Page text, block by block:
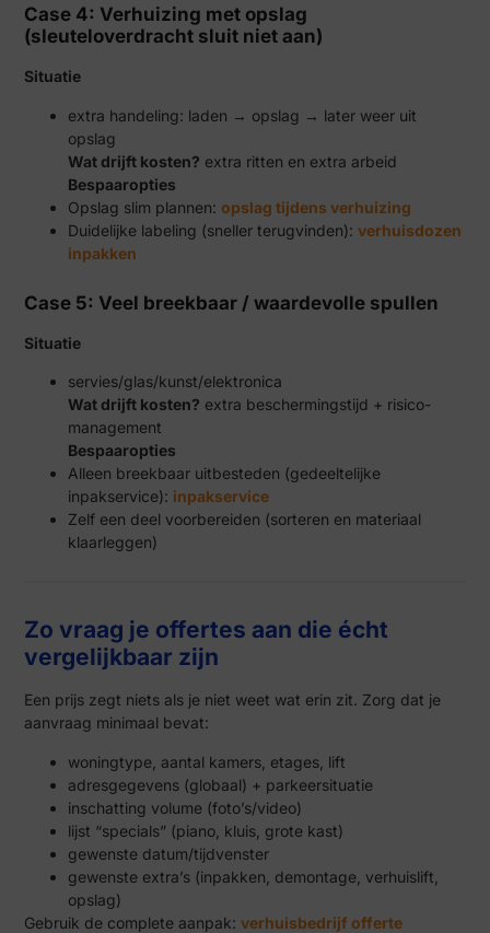
Case 4: Verhuizing met opslag
(sleuteloverdracht sluit niet aan)
Situatie
extra handeling: laden → opslag → later weer uit
opslag
Wat drijft kosten? extra ritten en extra arbeid
Bespaaropties
Opslag slim plannen:opslag tijdens verhuizing
Duidelijke labeling (sneller terugvinden):verhuisdozen
inpakken
Case 5: Veel breekbaar / waardevolle spullen
Situatie
servies/glas/kunst/elektronica
Wat drijft kosten? extra beschermingstijd + risico-
management
Bespaaropties
Alleen breekbaar uitbesteden (gedeeltelijke
inpakservice): inpakservice
Zelf een deel voorbereiden (sorteren en materiaal
klaarleggen)
Zo vraag je offertes aan die écht
vergelijkbaar zijn
Een prijs zegt niets als je niet weet wat erin zit. Zorg dat je
aanvraag minimaal bevat:
woningtype, aantal kamers, etages, lift
adresgegevens (globaal) + parkeersituatie
inschatting volume (foto’s/video)
lijst “specials” (piano, kluis, grote kast)
gewenste datum/tijdvenster
gewenste extra’s (inpakken, demontage, verhuislift,
opslag)
Gebruik de complete aanpak:verhuisbedrijf offerte